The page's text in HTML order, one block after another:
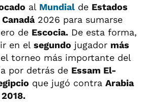
al Mundial de Estados
Canadá2026 para sumarse
de Escocia. De esta forma,
en el segundo jugador más
torneo más importante del
por detrás de Essam El-
que jugó contra Arabia
2018.